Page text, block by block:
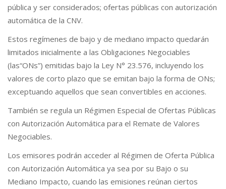
pública y ser considerados; ofertas públicas con autorización
automática de la CNV.
Estos regímenes de bajo y de mediano impacto quedarán
limitados inicialmente a las Obligaciones Negociables
(las“ONs”) emitidas bajo la Ley N° 23.576, incluyendo los
valores de corto plazo que se emitan bajo la forma de ONs;
exceptuando aquellos que sean convertibles en acciones.
También se regula un Régimen Especial de Ofertas Públicas
con Autorización Automática para el Remate de Valores
Negociables.
Los emisores podrán acceder al Régimen de Oferta Pública
con Autorización Automática ya sea por su Bajo o su
Mediano Impacto, cuando las emisiones reúnan ciertos